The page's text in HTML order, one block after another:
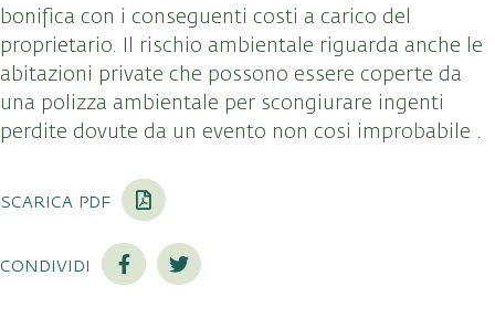
bonifica con i conseguenti costi a carico del
proprietario. Il rischio ambientale riguarda anche le
abitazioni private che possono essere coperte da
una polizza ambientale per scongiurare ingenti
perdite dovute da un evento non cosi improbabile .
scarica pdf
condividi